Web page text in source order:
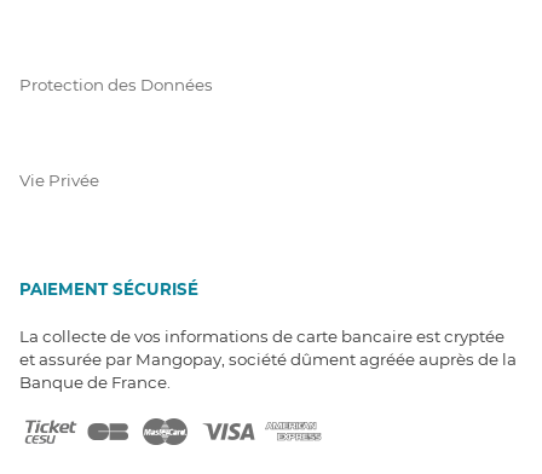
Protection des Données
Vie Privée
PAIEMENT SÉCURISÉ
La collecte de vos informations de carte bancaire est cryptée
et assurée par Mangopay, société dûment agréée auprès de la
Banque de France.